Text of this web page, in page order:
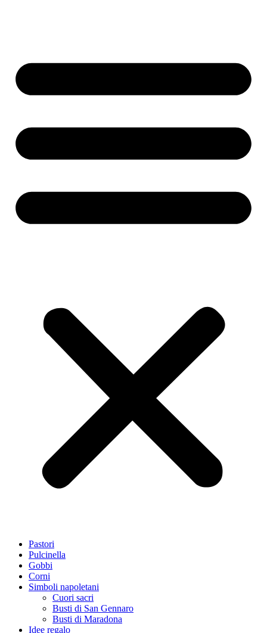
Pastori
Pulcinella
Gobbi
Corni
Simboli napoletani
Cuori sacri
Busti di San Gennaro
Busti di Maradona
Idee regalo